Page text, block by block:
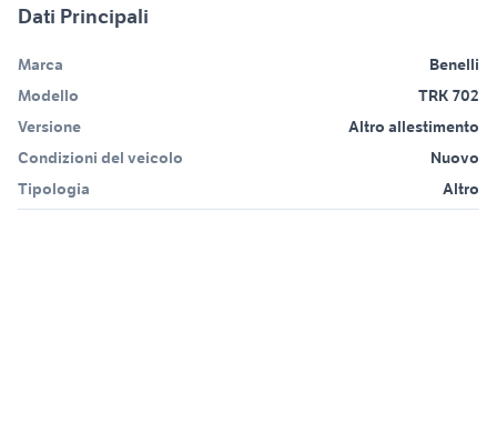
Dati Principali
Marca
Benelli
Modello
TRK 702
Versione
Altro allestimento
Condizioni del veicolo
Nuovo
Tipologia
Altro